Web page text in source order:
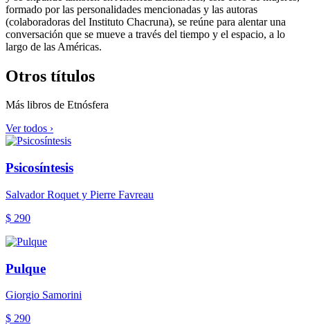
formado por las personalidades mencionadas y las autoras
(colaboradoras del Instituto Chacruna), se reúne para alentar una
conversación que se mueve a través del tiempo y el espacio, a lo
largo de las Américas.
Otros títulos
Más libros de Etnósfera
Ver todos ›
Psicosíntesis
Salvador Roquet y Pierre Favreau
$ 290
Pulque
Giorgio Samorini
$ 290